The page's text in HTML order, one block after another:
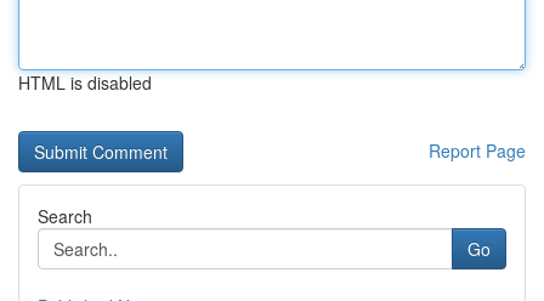
HTML is disabled
Report Page
Search
Go